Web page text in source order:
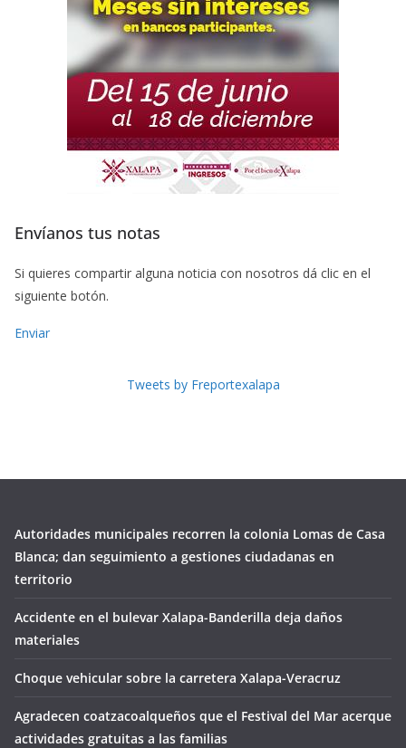
Envíanos tus notas
Si quieres compartir alguna noticia con nosotros dá clic en el
siguiente botón.
Enviar
Tweets by Freportexalapa
Autoridades municipales recorren la colonia Lomas de Casa
Blanca; dan seguimiento a gestiones ciudadanas en
territorio
Accidente en el bulevar Xalapa-Banderilla deja daños
materiales
Choque vehicular sobre la carretera Xalapa-Veracruz
Agradecen coatzacoalqueños que el Festival del Mar acerque
actividades gratuitas a las familias